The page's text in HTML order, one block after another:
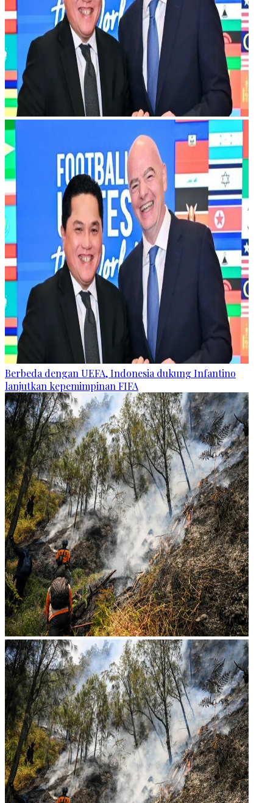
Berbeda dengan UEFA, Indonesia dukung Infantino
lanjutkan kepemimpinan FIFA